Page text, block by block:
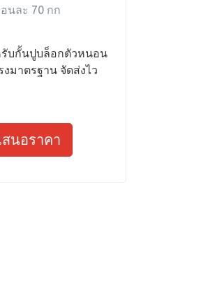
นละ 70 กก
บกั้นปูบล็อกตัวหนอน
มาตรฐาน จัดส่งไว
นอราคา